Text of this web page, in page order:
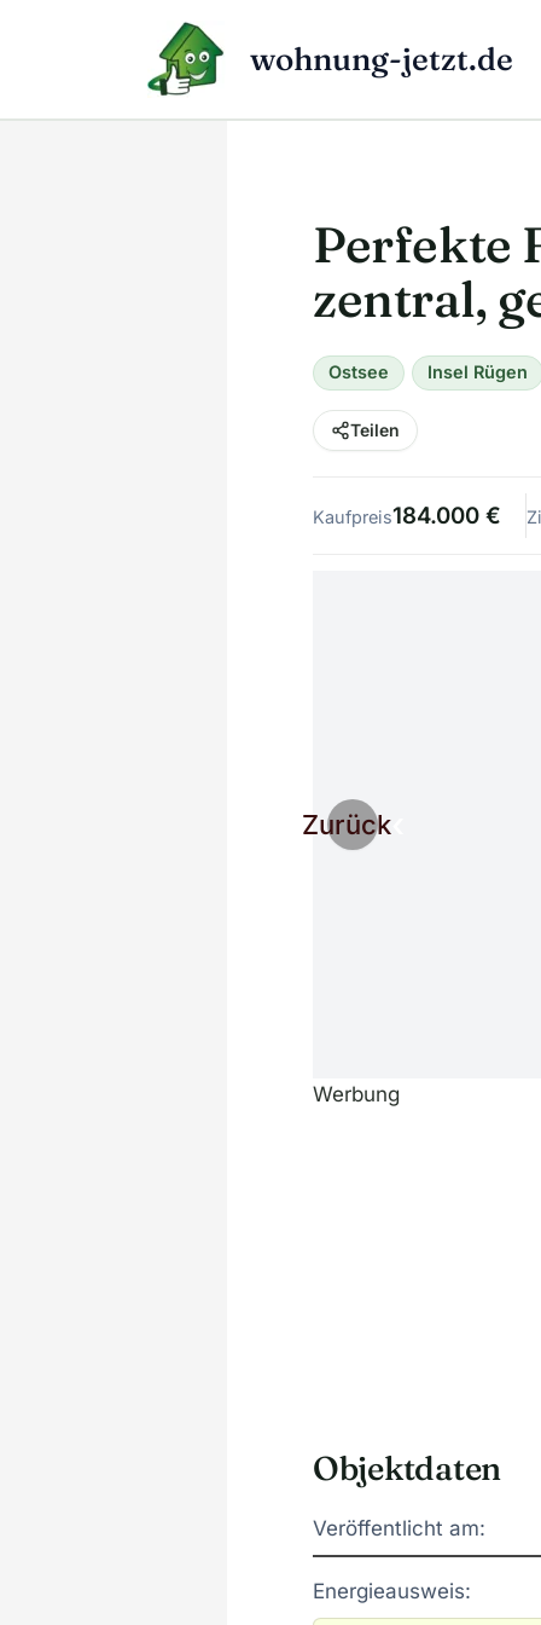
wohnung-jetzt.de
Perfekte
zentral,
Ostsee Insel Rügen
Teilen
Kaufpreis184.000 €
Zurück
Werbung
Objektdaten
Veröffentlicht am:
Energieausweis: